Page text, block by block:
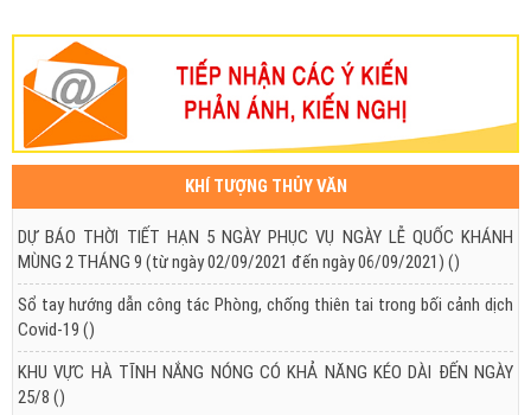
KHÍ TƯỢNG THỦY VĂN
DỰ BÁO THỜI TIẾT HẠN 5 NGÀY PHỤC VỤ NGÀY LỄ QUỐC KHÁNH
MÙNG 2 THÁNG 9 (từ ngày 02/09/2021 đến ngày 06/09/2021) ()
Sổ tay hướng dẫn công tác Phòng, chống thiên tai trong bối cảnh dịch
Covid-19 ()
KHU VỰC HÀ TĨNH NẮNG NÓNG CÓ KHẢ NĂNG KÉO DÀI ĐẾN NGÀY
25/8 ()